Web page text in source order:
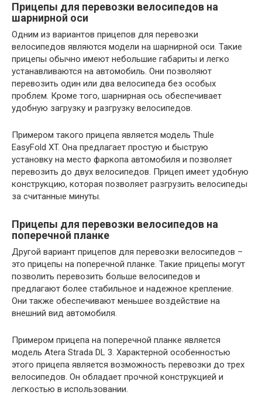
Прицепы для перевозки велосипедов на
шарнирной оси
Одним из вариантов прицепов для перевозки
велосипедов являются модели на шарнирной оси. Такие
прицепы обычно имеют небольшие габариты и легко
устанавливаются на автомобиль. Они позволяют
перевозить один или два велосипеда без особых
проблем. Кроме того, шарнирная ось обеспечивает
удобную загрузку и разгрузку велосипедов.
Примером такого прицепа является модель Thule
EasyFold XT. Она предлагает простую и быструю
установку на место фаркопа автомобиля и позволяет
перевозить до двух велосипедов. Прицеп имеет удобную
конструкцию, которая позволяет разгрузить велосипеды
за считанные минуты.
Прицепы для перевозки велосипедов на
поперечной планке
Другой вариант прицепов для перевозки велосипедов –
это прицепы на поперечной планке. Такие прицепы могут
позволить перевозить больше велосипедов и
предлагают более стабильное и надежное крепление.
Они также обеспечивают меньшее воздействие на
внешний вид автомобиля.
Примером прицепа на поперечной планке является
модель Atera Strada DL 3. Характерной особенностью
этого прицепа является возможность перевозки до трех
велосипедов. Он обладает прочной конструкцией и
легкостью в использовании.